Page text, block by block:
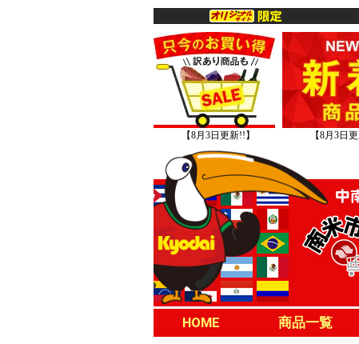
【8月3日更新!!】 【8月3日
HOME 商品一覧